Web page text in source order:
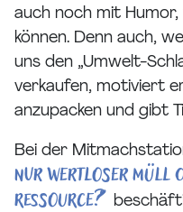
auch noch mit
können. Denn auch,
uns den „Umwelt-
verkaufen, motiviert
anzupacken und gibt
Bei der
nur wertloser Müll
Ressource?"